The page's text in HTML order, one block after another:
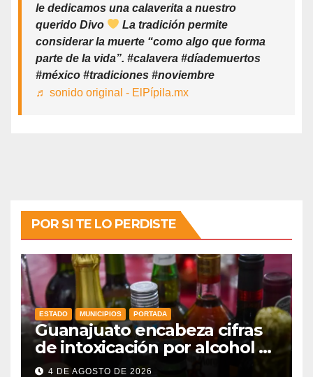
le dedicamos una calaverita a nuestro
querido Divo
La tradición permite
considerar la muerte “como algo que forma
parte de la vida”. #calavera #díademuertos
#méxico #tradiciones #noviembre
♬ sonido original - ElPípila.mx
POR SI TE LO PERDISTE
ESTADO MUNICIPIOS PORTADA
Guanajuato encabeza cifras
de intoxicación por alcohol a
nivel nacional
4 DE AGOSTO DE 2026